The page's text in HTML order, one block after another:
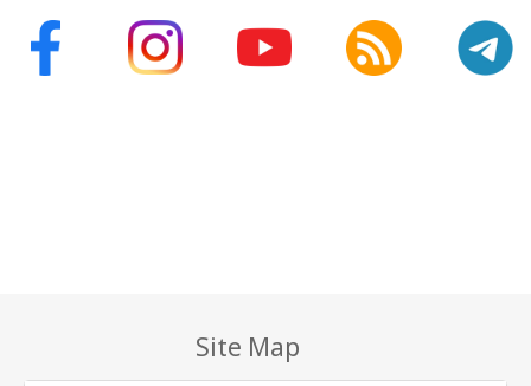
Site Map